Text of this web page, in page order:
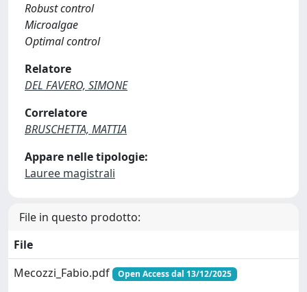
Robust control
Microalgae
Optimal control
Relatore
DEL FAVERO, SIMONE
Correlatore
BRUSCHETTA, MATTIA
Appare nelle tipologie:
Lauree magistrali
File in questo prodotto:
File
Mecozzi_Fabio.pdf
Open Access dal 13/12/2025